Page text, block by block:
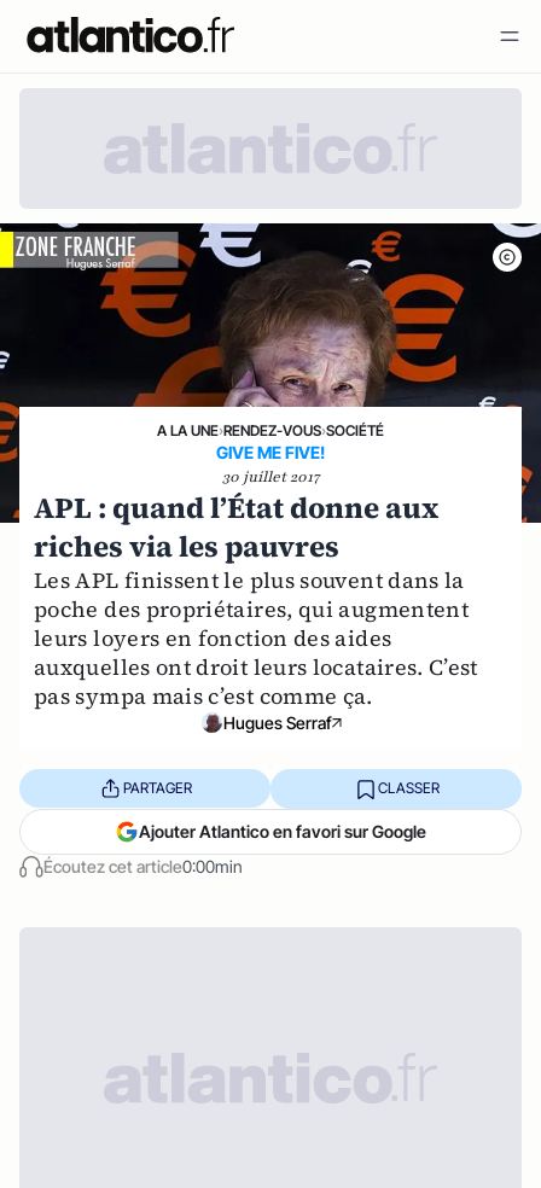
A LA UNE›RENDEZ-VOUS›SOCIÉTÉ
GIVE ME FIVE!
30 juillet 2017
APL : quand l’État donne aux
riches via les pauvres
Les APL finissent le plus souvent dans la
poche des propriétaires, qui augmentent
leurs loyers en fonction des aides
auxquelles ont droit leurs locataires. C’est
pas sympa mais c’est comme ça.
Hugues Serraf
Écoutez cet article0:00min
PARTAGER CLASSER
Ajouter Atlantico en favori sur Google